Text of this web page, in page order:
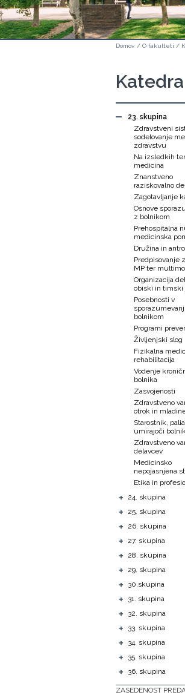
Domov / O fakulteti /
23. skupina
Zdravstveni
sodelovanje
zdravstvu
Na izsledkih
medicina
Znanstveno
raziskovalno
Zagotavljanje
Osnove
z bolnikom
Prehospitalna
medicinska
Družina in
Predpisovanje
MP ter
Organizacija
obiski in timski
Posebnosti v
bolnikom
Programi
Življenjski slog
Fizikalna
rehabilitacija
Vodenje
bolnika
Zasvojenosti
Zdravstveno
otrok in
Starostnik,
umirajoči
Zdravstveno
delavcev
Medicinsko
nepojasnjena
Etika in
+ 24. skupina
+ 25. skupina
+ 26. skupina
+ 27. skupina
+ 28. skupina
+ 29. skupina
+ 30.skupina
+ 31. skupina
+ 32. skupina
+ 33. skupina
+ 34. skupina
+ 35. skupina
+ 36. skupina
ZASEDENOST